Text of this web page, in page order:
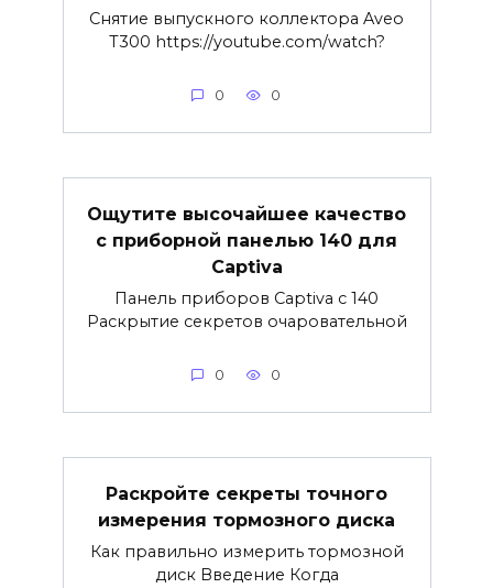
Снятие выпускного коллектора Aveo
T300 https://youtube.com/watch?
0 0
Ощутите высочайшее качество
с приборной панелью 140 для
Captiva
Панель приборов Captiva с 140
Раскрытие секретов очаровательной
0 0
Раскройте секреты точного
измерения тормозного диска
Как правильно измерить тормозной
диск Введение Когда